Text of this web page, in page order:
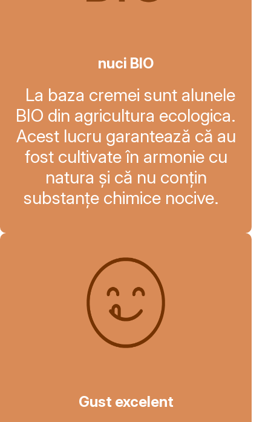
nuci BIO
La baza cremei sunt alunele
BIO din agricultura ecologica.
Acest lucru garantează că au
fost cultivate în armonie cu
natura și că nu conțin
substanțe chimice nocive.
Gust excelent